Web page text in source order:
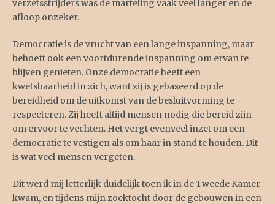
verzetsstrijders was de marteling vaak veel langer en de
afloop onzeker.
Democratie is de vrucht van een lange inspanning, maar
behoeft ook een voortdurende inspanning om ervan te
blijven genieten. Onze democratie heeft een
kwetsbaarheid in zich, want zij is gebaseerd op de
bereidheid om de uitkomst van de besluitvorming te
respecteren. Zij heeft altijd mensen nodig die bereid zijn
om ervoor te vechten. Het vergt evenveel inzet om een
democratie te vestigen als om haar in stand te houden. Dit
is wat veel mensen vergeten.
Dit werd mij letterlijk duidelijk toen ik in de Tweede Kamer
kwam, en tijdens mijn zoektocht door de gebouwen in een